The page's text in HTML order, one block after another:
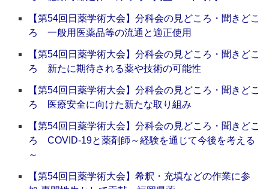
【第54回日薬学術大会】分科会の見どころ・聞きどこ
ろ 一般用医薬品等の流通と適正使用
【第54回日薬学術大会】分科会の見どころ・聞きどこ
ろ 新たに期待される薬や技術の可能性
【第54回日薬学術大会】分科会の見どころ・聞きどこ
ろ 医療安全に向けた新たな取り組み
【第54回日薬学術大会】分科会の見どころ・聞きどこ
ろ COVID-19と薬剤師～経験を通じて今後を考える
～
【第54回日薬学術大会】希釈・充填などの作業に参